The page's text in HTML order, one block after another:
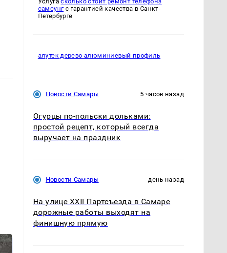
самсунгс гарантией качества в Санкт-
Петербурге
алутек дерево алюминиевый профиль
Новости Самары 5 часов назад
Огурцы по‑польски дольками:
простой рецепт, который всегда
выручает на праздник
Новости Самары день назад
На улице XXII Партсъезда в Самаре
дорожные работы выходят на
финишную прямую